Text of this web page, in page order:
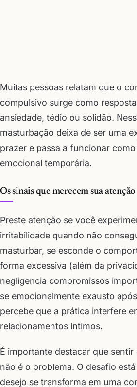
Muitas pessoas relatam que o
compulsivo surge como
ansiedade, tédio ou solidão.
masturbação deixa de ser uma
prazer e passa a funcionar como
emocional temporária.
Os sinais que merecem sua atenção
Preste atenção se você
irritabilidade quando não
masturbar, se esconde o
forma excessiva (além da
negligencia compromissos
se emocionalmente exausto
percebe que a prática interfere
relacionamentos íntimos.
É importante destacar que sentir
não é o problema. O desafio
desejo se transforma em uma